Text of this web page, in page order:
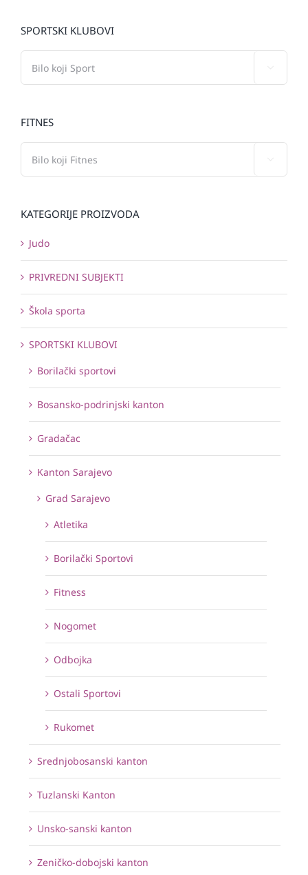
SPORTSKI KLUBOVI
FITNES
KATEGORIJE PROIZVODA
Judo
PRIVREDNI SUBJEKTI
Škola sporta
SPORTSKI KLUBOVI
Borilački sportovi
Bosansko-podrinjski kanton
Gradačac
Kanton Sarajevo
Grad Sarajevo
Atletika
Borilački Sportovi
Fitness
Nogomet
Odbojka
Ostali Sportovi
Rukomet
Srednjobosanski kanton
Tuzlanski Kanton
Unsko-sanski kanton
Zeničko-dobojski kanton